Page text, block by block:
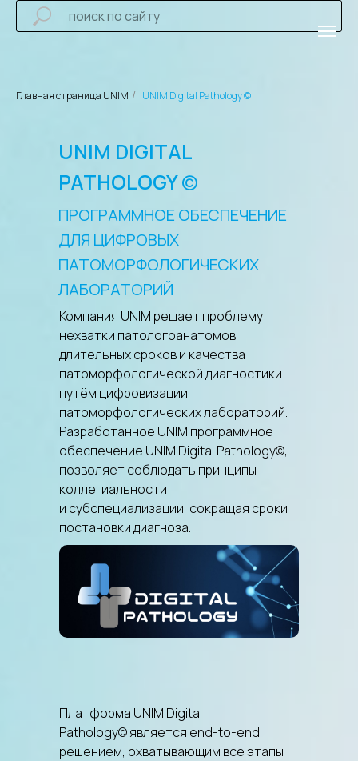
Главная страница UNIM / UNIM Digital Pathology ©
UNIM DIGITAL
PATHOLOGY©
Компания UNIM решает проблему
нехватки патологоанатомов,
длительных сроков и качества
патоморфологической диагностики
путём цифровизации
патоморфологических лабораторий.
Разработанное UNIM программное
обеспечение UNIM Digital Pathology©,
позволяет соблюдать принципы
коллегиальности
и субспециализации, сокращая сроки
постановки диагноза.
ПРОГРАММНОЕ ОБЕСПЕЧЕНИЕ
ДЛЯ ЦИФРОВЫХ
ПАТОМОРФОЛОГИЧЕСКИХ
ЛАБОРАТОРИЙ
Платформа UNIM Digital
Pathology© является end-to-end
решением, охватывающим все этапы